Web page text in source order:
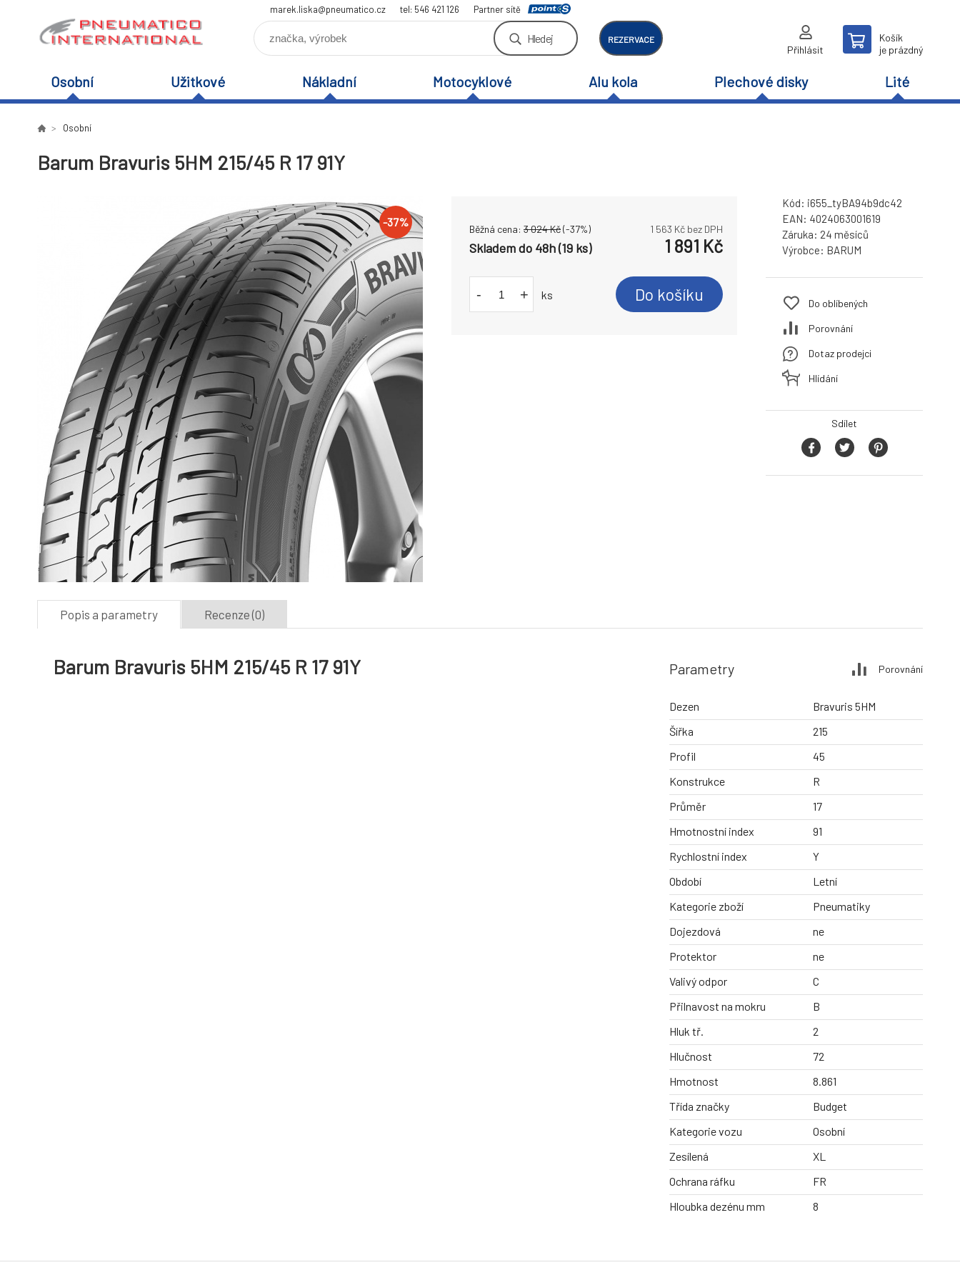
marek.liska@pneumatico.cz tel: 546 421 126 Partner sítě
Hledej REZERVACE
Přihlásit
Košík
je prázdný
Osobní Užitkové Nákladní Motocyklové Alu kola Plechové disky Lité
Osobní
Barum Bravuris 5HM 215/45 R 17 91Y
-37%
Běžná cena: 3 024Kč(-37%) 1 563 Kč bez DPH
Skladem do 48h (19 ks) 1 891 Kč
- + ks Do košíku
Kód: i655_tyBA94b9dc42
EAN: 4024063001619
Záruka: 24 měsíců
Výrobce: BARUM
Do oblíbených
Porovnání
Dotaz prodejci
Hlídání
Sdílet
Popis a parametry Recenze (0)
Barum Bravuris 5HM 215/45 R 17 91Y Parametry Porovnání
Dezen
Bravuris 5HM
Šířka
215
Profil
45
Konstrukce
R
Průměr
17
Hmotnostní index
91
Rychlostní index
Y
Období
Letní
Kategorie zboží
Pneumatiky
Dojezdová
ne
Protektor
ne
Valivý odpor
C
Přilnavost na mokru
B
Hluk tř.
2
Hlučnost
72
Hmotnost
8.861
Třída značky
Budget
Kategorie vozu
Osobní
Zesílená
XL
Ochrana ráfku
FR
Hloubka dezénu mm
8